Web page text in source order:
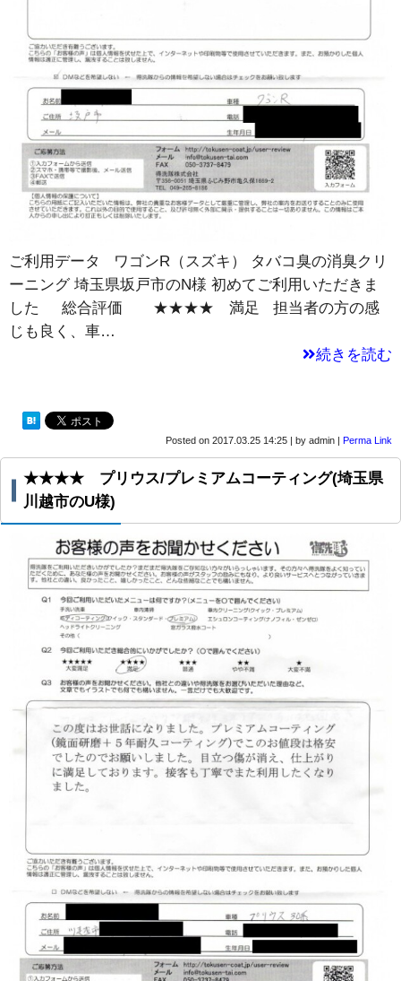
ご利用データ ワゴンR（スズキ） タバコ臭の消臭クリ
ーニング 埼玉県坂戸市のN様 初めてご利用いただきま
した 総合評価 ★★★★ 満足 担当者の方の感
じも良く、車…
続きを読む
Posted on 2017.03.25 14:25 | by admin | Perma Link
★★★★ プリウス/プレミアムコーティング(埼玉県
川越市のU様)